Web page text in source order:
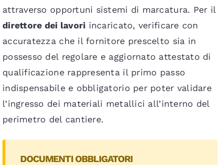
attraverso opportuni sistemi di marcatura. Per il
direttore dei lavori incaricato, verificare con
accuratezza che il fornitore prescelto sia in
possesso del regolare e aggiornato attestato di
qualificazione rappresenta il primo passo
indispensabile e obbligatorio per poter validare
l’ingresso dei materiali metallici all’interno del
perimetro del cantiere.
DOCUMENTI OBBLIGATORI